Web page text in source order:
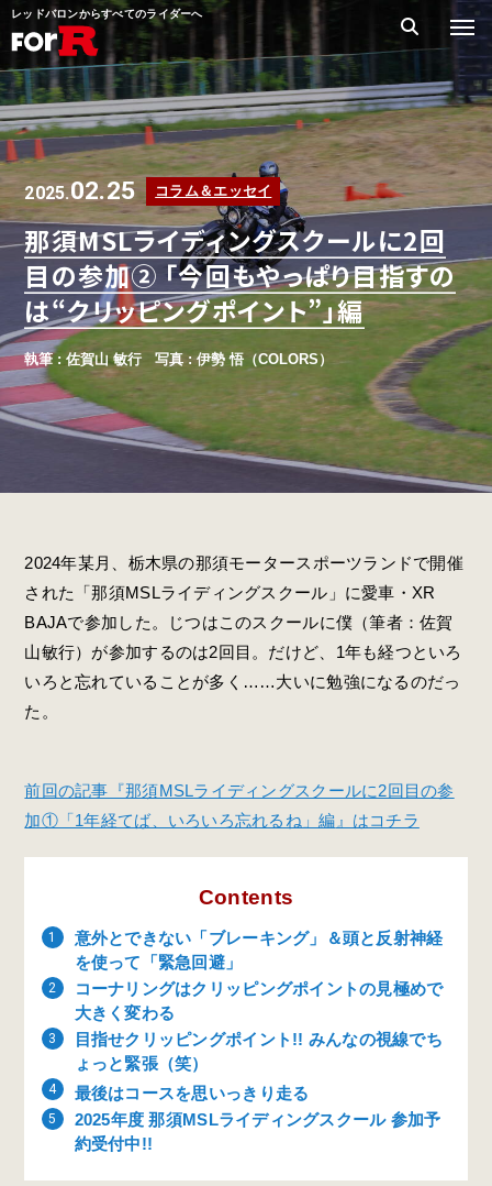
レッドバロンからすべてのライダーへ
2025.02.25 コラム＆エッセイ
那須MSLライディングスクールに2回
目の参加② 「今回もやっぱり目指すの
は“クリッピングポイント”」編
執筆 : 佐賀山 敏行 写真 : 伊勢 悟（COLORS）
2024年某月、栃木県の那須モータースポーツランドで開催
された「那須MSLライディングスクール」に愛車・XR
BAJAで参加した。じつはこのスクールに僕（筆者：佐賀
山敏行）が参加するのは2回目。だけど、1年も経つといろ
いろと忘れていることが多く……大いに勉強になるのだっ
た。
前回の記事『那須MSLライディングスクールに2回目の参
加①「1年経てば、いろいろ忘れるね」編 』はコチラ
Contents
意外とできない「ブレーキング」＆頭と反射神経
を使って「緊急回避」
コーナリングはクリッピングポイントの見極めで
大きく変わる
目指せクリッピングポイント!! みんなの視線でち
ょっと緊張（笑）
最後はコースを思いっきり走る
2025年度 那須MSLライディングスクール 参加予
約受付中!!